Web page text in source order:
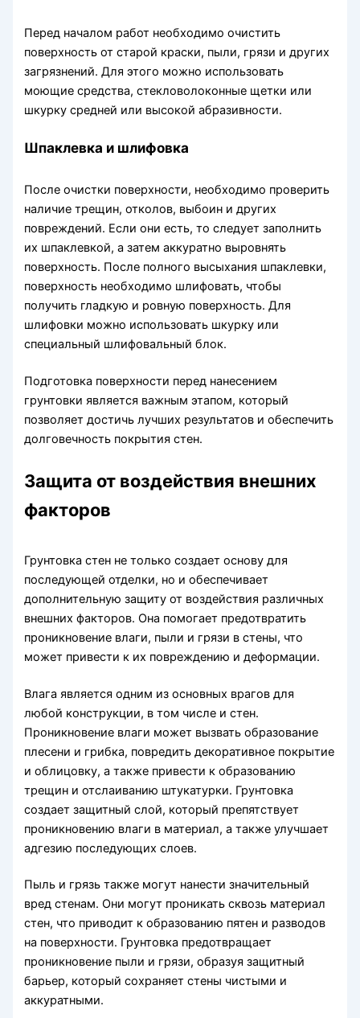
Перед началом работ необходимо очистить
поверхность от старой краски, пыли, грязи и других
загрязнений. Для этого можно использовать
моющие средства, стекловолоконные щетки или
шкурку средней или высокой абразивности.
Шпаклевка и шлифовка
После очистки поверхности, необходимо проверить
наличие трещин, отколов, выбоин и других
повреждений. Если они есть, то следует заполнить
их шпаклевкой, а затем аккуратно выровнять
поверхность. После полного высыхания шпаклевки,
поверхность необходимо шлифовать, чтобы
получить гладкую и ровную поверхность. Для
шлифовки можно использовать шкурку или
специальный шлифовальный блок.
Подготовка поверхности перед нанесением
грунтовки является важным этапом, который
позволяет достичь лучших результатов и обеспечить
долговечность покрытия стен.
Защита от воздействия внешних
факторов
Грунтовка стен не только создает основу для
последующей отделки, но и обеспечивает
дополнительную защиту от воздействия различных
внешних факторов. Она помогает предотвратить
проникновение влаги, пыли и грязи в стены, что
может привести к их повреждению и деформации.
Влага является одним из основных врагов для
любой конструкции, в том числе и стен.
Проникновение влаги может вызвать образование
плесени и грибка, повредить декоративное покрытие
и облицовку, а также привести к образованию
трещин и отслаиванию штукатурки. Грунтовка
создает защитный слой, который препятствует
проникновению влаги в материал, а также улучшает
адгезию последующих слоев.
Пыль и грязь также могут нанести значительный
вред стенам. Они могут проникать сквозь материал
стен, что приводит к образованию пятен и разводов
на поверхности. Грунтовка предотвращает
проникновение пыли и грязи, образуя защитный
барьер, который сохраняет стены чистыми и
аккуратными.